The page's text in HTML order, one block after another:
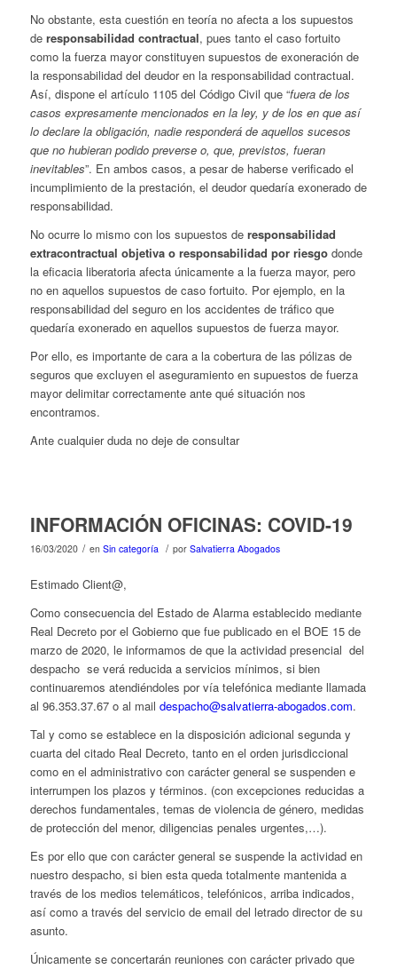
No obstante, esta cuestión en teoría no afecta a los supuestos
de responsabilidad contractual, pues tanto el caso fortuito
como la fuerza mayor constituyen supuestos de exoneración de
la responsabilidad del deudor en la responsabilidad contractual.
Así, dispone el artículo 1105 del Código Civil que “fuera de los
casos expresamente mencionados en la ley, y de los en que así
lo declare la obligación, nadie responderá de aquellos sucesos
que no hubieran podido preverse o, que, previstos, fueran
inevitables”. En ambos casos, a pesar de haberse verificado el
incumplimiento de la prestación, el deudor quedaría exonerado de
responsabilidad.
No ocurre lo mismo con los supuestos de responsabilidad
extracontractual objetiva o responsabilidad por riesgodonde
la eficacia liberatoria afecta únicamente a la fuerza mayor, pero
no en aquellos supuestos de caso fortuito. Por ejemplo, en la
responsabilidad del seguro en los accidentes de tráfico que
quedaría exonerado en aquellos supuestos de fuerza mayor.
Por ello, es importante de cara a la cobertura de las pólizas de
seguros que excluyen el aseguramiento en supuestos de fuerza
mayor delimitar correctamente ante qué situación nos
encontramos.
Ante cualquier duda no deje de consultar
INFORMACIÓN OFICINAS: COVID-19
16/03/2020 / en Sin categoría / por Salvatierra Abogados
Estimado Client@,
Como consecuencia del Estado de Alarma establecido mediante
Real Decreto por el Gobierno que fue publicado en el BOE 15 de
marzo de 2020, le informamos de que la actividad presencial del
despacho se verá reducida a servicios mínimos, si bien
continuaremos atendiéndoles por vía telefónica mediante llamada
al 96.353.37.67 o al mail despacho@salvatierra-abogados.com.
Tal y como se establece en la disposición adicional segunda y
cuarta del citado Real Decreto, tanto en el orden jurisdiccional
como en el administrativo con carácter general se suspenden e
interrumpen los plazos y términos. (con excepciones reducidas a
derechos fundamentales, temas de violencia de género, medidas
de protección del menor, diligencias penales urgentes,…).
Es por ello que con carácter general se suspende la actividad en
nuestro despacho, si bien esta queda totalmente mantenida a
través de los medios telemáticos, telefónicos, arriba indicados,
así como a través del servicio de email del letrado director de su
asunto.
Únicamente se concertarán reuniones con carácter privado que